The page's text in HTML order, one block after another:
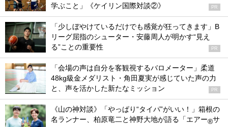
学ぶこと」《ケイリン国際対談②》
PR
「少しぼやけているだけでも感覚が狂ってきます」B
リーグ屈指のシューター・安藤周人が明かす“見え
る”ことの重要性
PR
「会場の声は自分を客観視するバロメーター」柔道
48kg級金メダリスト・角田夏実が感じていた声の力
と、声を活かした新たなミッション
PR
《山の神対談》「やっぱり“タイパ”がいい！」箱根の
名ランナー、柏原竜二と神野大地が語る「エアー®サ